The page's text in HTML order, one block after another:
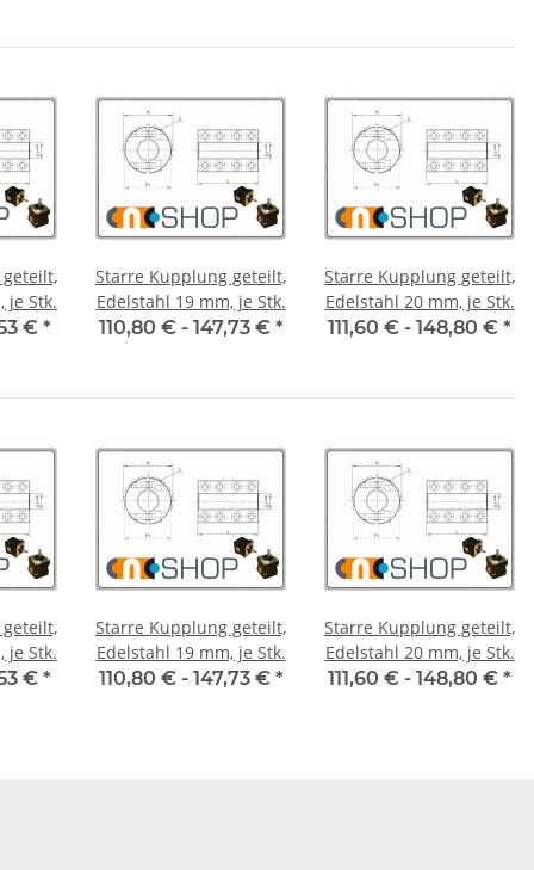
mm, je Stk.
€ *
Starre Kupplung geteilt,
Edelstahl 19 mm, je Stk.
110,80 € - 147,73 € *
Starre Kupplung geteilt,
Edelstahl 20 mm, je Stk.
111,60 € - 148,80 € *
mm, je Stk.
€ *
Starre Kupplung geteilt,
Edelstahl 19 mm, je Stk.
110,80 € - 147,73 € *
Starre Kupplung geteilt,
Edelstahl 20 mm, je Stk.
111,60 € - 148,80 € *